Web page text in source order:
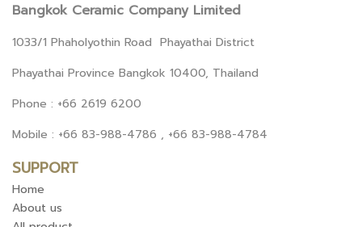
Bangkok Ceramic Company Limited
1033/1 Phaholyothin Road Phayathai District
Phayathai Province Bangkok 10400, Thailand
Phone : +66 2619 6200
Mobile : +66 83-988-4786 , +66 83-988-4784
SUPPORT
Home
About us